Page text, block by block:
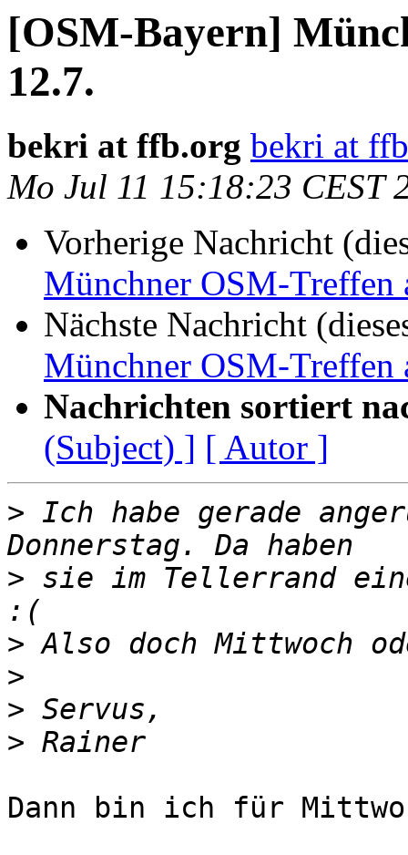
[OSM-Bayern]
12.7.
bekri at ffb.org bekri at
Mo Jul 11 15:18:23 CEST
Vorherige Nachricht
Münchner OSM-Treffen
Nächste Nachricht
Münchner OSM-Treffen
Nachrichten sortiert
(Subject) ] [ Autor ]
> Ich habe gerade
> sie im Tellerrand
>
>
>
>
Dann bin ich für